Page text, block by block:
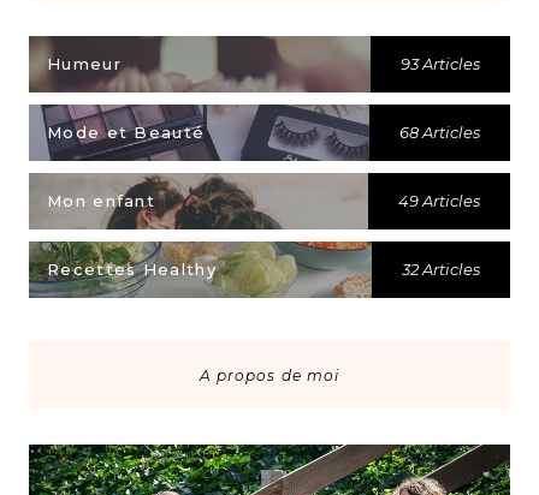
Humeur 93 Articles
Mode et Beauté 68 Articles
Mon enfant 49 Articles
Recettes Healthy 32 Articles
A propos de moi